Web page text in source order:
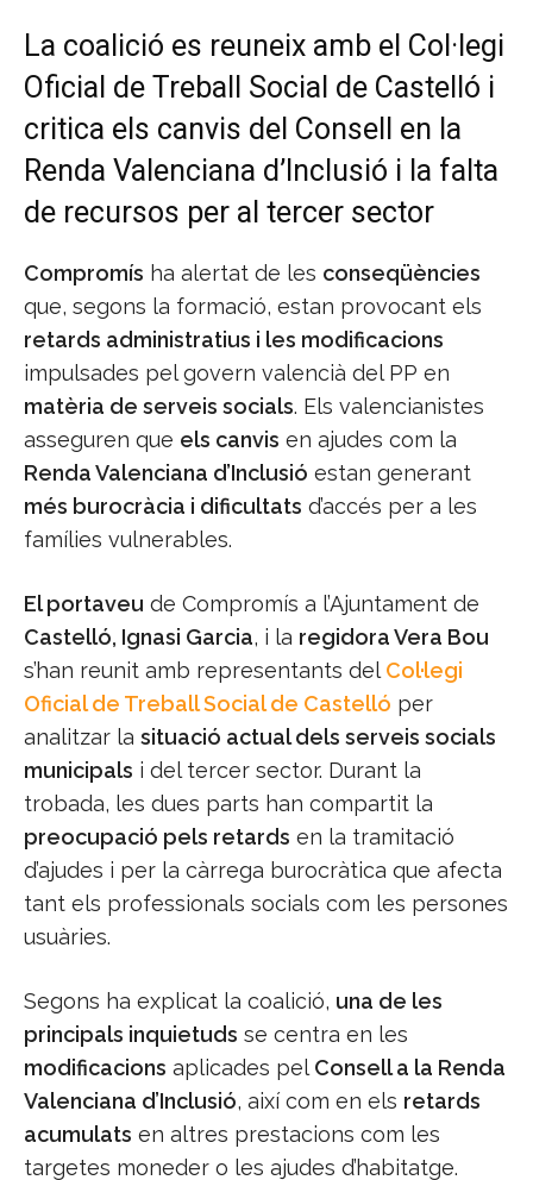
La coalició es reuneix amb el Col·legi
Oficial de Treball Social de Castelló i
critica els canvis del Consell en la
Renda Valenciana d’Inclusió i la falta
de recursos per al tercer sector
Compromís ha alertat de les conseqüències
que, segons la formació, estan provocant els
retards administratius i les modificacions
impulsades pel govern valencià del PP en
matèria de serveis socials. Els valencianistes
asseguren que els canvis en ajudes com la
Renda Valenciana d’Inclusió estan generant
més burocràcia i dificultats d’accés per a les
famílies vulnerables.
El portaveu de Compromís a l’Ajuntament de
Castelló, Ignasi Garcia, i la regidora Vera Bou
s’han reunit amb representants del Col·legi
Oficial de Treball Social de Castelló per
analitzar la situació actual dels serveis socials
municipals i del tercer sector. Durant la
trobada, les dues parts han compartit la
preocupació pels retards en la tramitació
d’ajudes i per la càrrega burocràtica que afecta
tant els professionals socials com les persones
usuàries.
Segons ha explicat la coalició, una de les
principals inquietuds se centra en les
modificacions aplicades pel Consell a la Renda
Valenciana d’Inclusió, així com en els retards
acumulats en altres prestacions com les
targetes moneder o les ajudes d’habitatge.